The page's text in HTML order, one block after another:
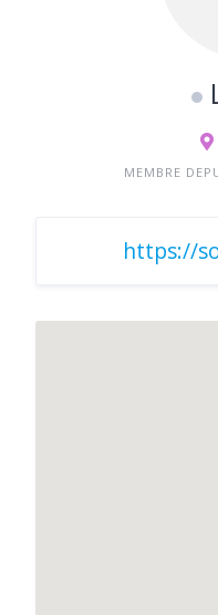
MEMBRE
https://